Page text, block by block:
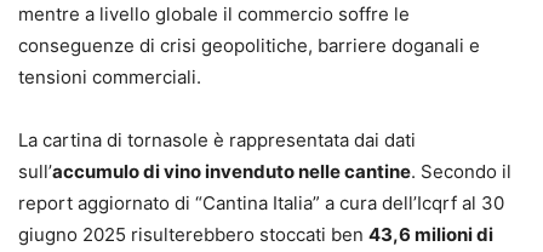
mentre a livello globale il commercio soffre le
conseguenze di crisi geopolitiche, barriere doganali e
tensioni commerciali.
La cartina di tornasole è rappresentata dai dati
sull’accumulo di vino invenduto nelle cantine. Secondo il
report aggiornato di “Cantina Italia” a cura dell’Icqrf al 30
giugno 2025 risulterebbero stoccati ben 43,6 milioni di